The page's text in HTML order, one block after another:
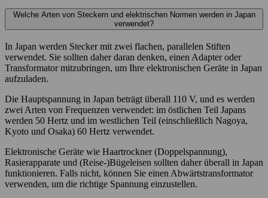
Welche Arten von Steckern und elektrischen Normen werden in Japan
verwendet?
In Japan werden Stecker mit zwei flachen, parallelen Stiften
verwendet. Sie sollten daher daran denken, einen Adapter oder
Transformator mitzubringen, um Ihre elektronischen Geräte in Japan
aufzuladen.
Die Hauptspannung in Japan beträgt überall 110 V, und es werden
zwei Arten von Frequenzen verwendet: im östlichen Teil Japans
werden 50 Hertz und im westlichen Teil (einschließlich Nagoya,
Kyoto und Osaka) 60 Hertz verwendet.
Elektronische Geräte wie Haartrockner (Doppelspannung),
Rasierapparate und (Reise-)Bügeleisen sollten daher überall in Japan
funktionieren. Falls nicht, können Sie einen Abwärtstransformator
verwenden, um die richtige Spannung einzustellen.